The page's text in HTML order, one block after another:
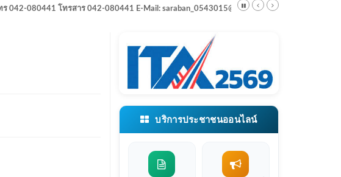
080441 โทรสาร 042-080441 E-Mail: saraban_0543015@dla.go.th
บริการประชาชนออนไลน์